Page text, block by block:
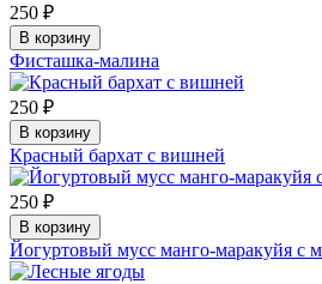
250 ₽
В корзину
Фисташка-малина
250 ₽
В корзину
Красный бархат с вишней
250 ₽
В корзину
Йогуртовый мусс манго-маракуйя с